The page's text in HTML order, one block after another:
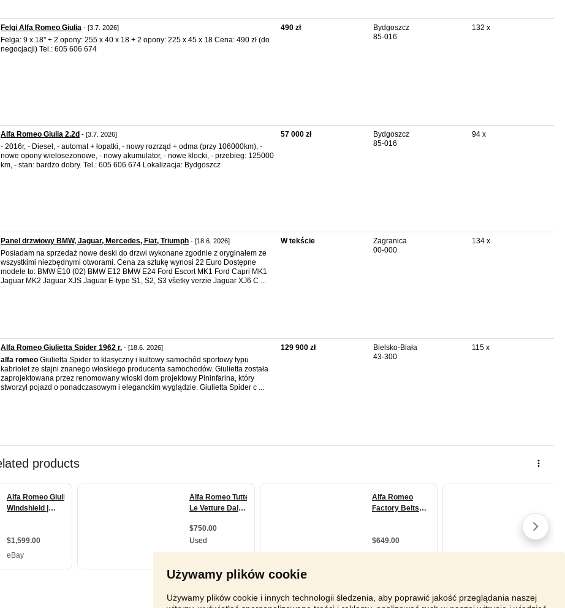
Używamy plików cookie
Używamy plików cookie i innych technologii śledzenia, aby poprawić jakość przeglądania naszej
Felgi Alfa Romeo Giulia - [3.7. 2026]
Felga: 9 x 18" + 2 opony: 255 x 40 x 18 + 2 opony: 225 x 45 x 18 Cena: 490 zł (do
negocjacji) Tel.: 605 606 674
490 zł
Bydgoszcz
85-016
132 x
Alfa Romeo Giulia 2.2d - [3.7. 2026]
- 2016r, - Diesel, - automat + łopatki, - nowy rozrząd + odma (przy 106000km), -
nowe opony wielosezonowe, - nowy akumulator, - nowe klocki, - przebieg: 125000
km, - stan: bardzo dobry. Tel.: 605 606 674 Lokalizacja: Bydgoszcz
57 000 zł
Bydgoszcz
85-016
94 x
Panel drzwiowy BMW, Jaguar, Mercedes, Fiat, Triumph - [18.6. 2026]
Posiadam na sprzedaż nowe deski do drzwi wykonane zgodnie z oryginałem ze
wszystkimi niezbędnymi otworami. Cena za sztukę wynosi 22 Euro Dostępne
modele to: BMW E10 (02) BMW E12 BMW E24 Ford Escort MK1 Ford Capri MK1
Jaguar MK2 Jaguar XJS Jaguar E-type S1, S2, S3 všetky verzie Jaguar XJ6 C ...
W tekście
Zagranica
00-000
134 x
Alfa Romeo Giulietta Spider 1962 r. - [18.6. 2026]
alfa romeo Giulietta Spider to klasyczny i kultowy samochód sportowy typu
kabriolet ze stajni znanego włoskiego producenta samochodów. Giulietta została
zaprojektowana przez renomowany włoski dom projektowy Pininfarina, który
stworzył pojazd o ponadczasowym i eleganckim wyglądzie. Giulietta Spider c ...
129 900 zł
Bielsko-Biała
43-300
115 x